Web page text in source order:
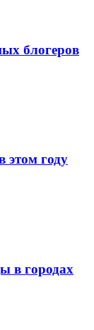
блогеров
этом году
в городах